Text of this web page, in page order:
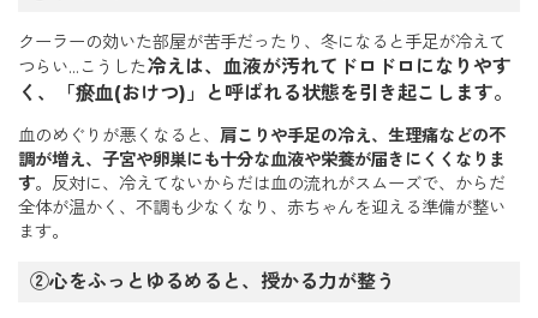
クーラーの効いた部屋が苦手だったり、冬になると手足が冷えて
つらい…こうした冷えは、血液が汚れてドロドロになりやす
く、「瘀血(おけつ)」と呼ばれる状態を引き起こします。
血のめぐりが悪くなると、 肩こりや手足の冷え、生理痛などの不
調が増え、子宮や卵巣にも十分な血液や栄養が届きにくくなりま
す。反対に、冷えてないからだは血の流れがスムーズで、からだ
全体が温かく、不調も少なくなり、赤ちゃんを迎える準備が整い
ます。
②心をふっとゆるめると、授かる力が整う